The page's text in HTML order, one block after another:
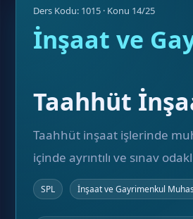
Ders Kodu: 1015 · Konu 14/25
İnşaat ve
Taahhüt
Taahhüt inşaat işlerinde
içinde ayrıntılı ve sınav
SPL İnşaat ve Gayrimenkul